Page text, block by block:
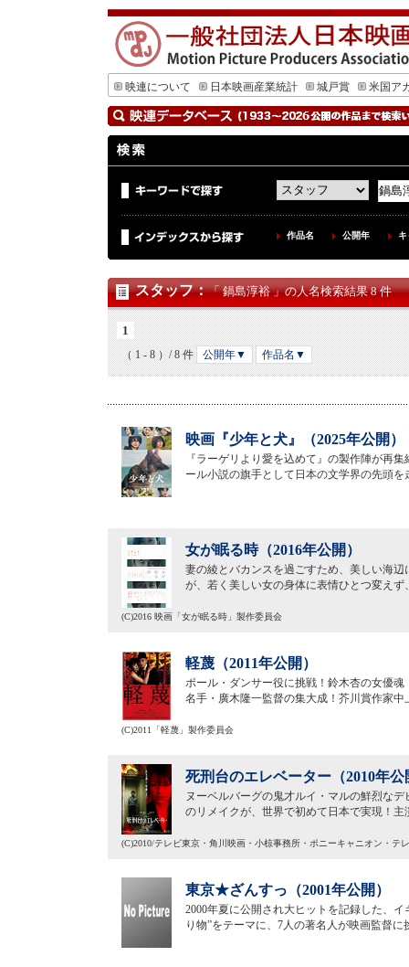
映連について 日本映画産業統計 城戸賞 米国ア
作品名 公開年
スタッフ：「 鍋島淳裕 」の人名検索結果 8 件
1
（ 1 - 8 ）/ 8 件 公開年▼ 作品名▼
映画『少年と犬』（2025年公開）
『ラーゲリより愛を込めて』の製作陣が再
ール小説の旗手として日本の文学界の先頭
女が眠る時（2016年公開）
妻の綾とバカンスを過ごすため、美しい海
が、若く美しい女の身体に表情ひとつ変え
(C)2016 映画「女が眠る時」製作委員会
軽蔑（2011年公開）
ポール・ダンサー役に挑戦！鈴木杏の女優
名手・廣木隆一監督の集大成！芥川賞作家
(C)2011「軽蔑」製作委員会
死刑台のエレベーター（2010年公
ヌーベルバーグの鬼才ルイ・マルの鮮烈な
のリメイクが、世界で初めて日本で実現！
(C)2010/テレビ東京・角川映画・小椋事務所・ポニーキャニオン・テ
東京★ざんすっ（2001年公開）
2000年夏に公開され大ヒットを記録した、
り物”をテーマに、7人の著名人が映画監督